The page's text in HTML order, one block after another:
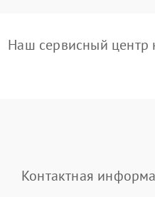
Наш сервисный центр
Контактная